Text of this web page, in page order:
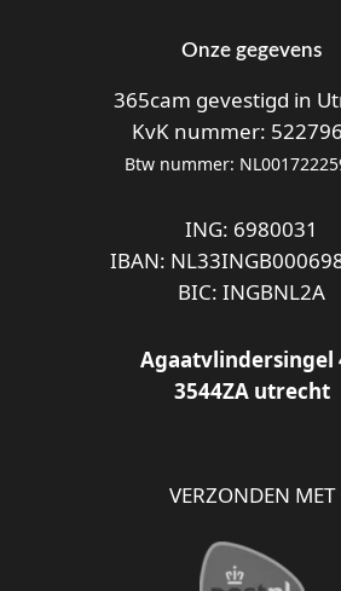
Onze gegevens
365cam gevestigd in
KvK nummer:
Btw nummer:
ING: 6980031
IBAN:
BIC: INGBNL2A
Agaatvlindersingel
3544ZA utrecht
VERZONDEN MET